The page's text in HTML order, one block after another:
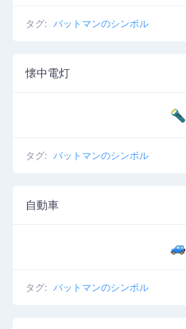
タグ: バットマンのシンボル
懐中電灯
🔦
タグ: バットマンのシンボル
自動車
🚙
タグ: バットマンのシンボル